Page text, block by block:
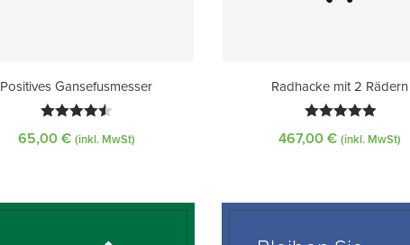
Positives Gansefusmesser
65,00 € (inkl. MwSt)
Radhacke mit 2 Rädern
467,00€ (inkl. MwSt)